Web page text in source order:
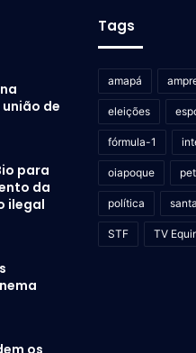
de
para
da
ilegal
os
Tags
amapá
eleições
fórmula-1
oiapoque
política
STF TV